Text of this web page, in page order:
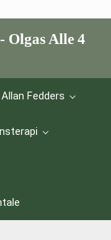
Olgas Alle 4
Fedders